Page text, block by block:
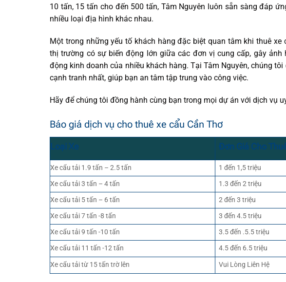
10 tấn, 15 tấn cho đến 500 tấn, Tâm Nguyên luôn sẵn sàng đáp
nhiều loại địa hình khác nhau.
Một trong những yếu tố khách hàng đặc biệt quan tâm khi thuê xe
thị trường có sự biến động lớn giữa các đơn vị cung cấp, gây
động kinh doanh của nhiều khách hàng. Tại Tâm Nguyên, chúng
cạnh tranh nhất, giúp bạn an tâm tập trung vào công việc.
Hãy để chúng tôi đồng hành cùng bạn trong mọi dự án với dịch vụ
Báo giá dịch vụ cho thuê xe cẩu Cần Thơ
Loại Xe Đơn Giá Cho
Xe cẩu tải 1.9 tấn – 2.5 tấn
1 đến 1,5 triệu
Xe cẩu tải 3 tấn – 4 tấn
1.3 đến 2 triệu
Xe cẩu tải 5 tấn – 6 tấn
2 đến 3 triệu
Xe cẩu tải 7 tấn -8 tấn
3 đến 4.5 triệu
Xe cẩu tải 9 tấn -10 tấn
3.5 đến .5.5 triệu
Xe cẩu tải 11 tấn -12 tấn
4.5 đến 6.5 triệu
Xe cẩu tải từ 15 tấn trờ lên
Vui Lòng Liên Hệ